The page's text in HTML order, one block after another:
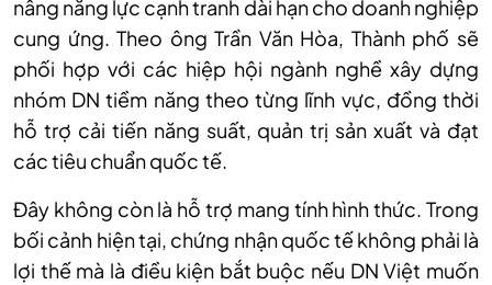
nâng năng lực cạnh tranh dài hạn cho doanh nghiệp
cung ứng. Theo ông Trần Văn Hòa, Thành phố sẽ
phối hợp với các hiệp hội ngành nghề xây dựng
nhóm DN tiềm năng theo từng lĩnh vực, đồng thời
hỗ trợ cải tiến năng suất, quản trị sản xuất và đạt
các tiêu chuẩn quốc tế.
Đây không còn là hỗ trợ mang tính hình thức. Trong
bối cảnh hiện tại, chứng nhận quốc tế không phải là
lợi thế mà là điều kiện bắt buộc nếu DN Việt muốn